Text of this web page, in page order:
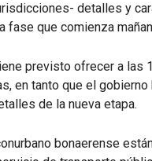
detalles y
fase que comienza
previsto ofrecer a las
en tanto que el
de la nueva etapa.
bonaerense